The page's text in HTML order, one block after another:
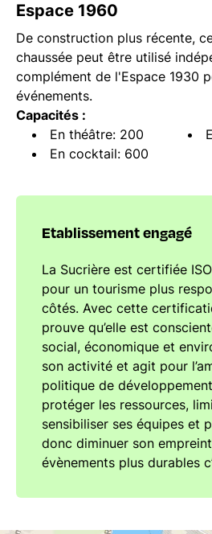
Espace 1960
De construction plus récente,
chaussée peut être utilisé
complément de l'Espace 1930
événements.
Capacités :
En théâtre: 200
En cocktail: 600
Etablissement engagé
La Sucrière est certifiée
pour un tourisme plus
côtés. Avec cette
prouve qu’elle est
social, économique et
son activité et agit pour
politique de
protéger les ressources,
sensibiliser ses équipes et
donc diminuer son
évènements plus durables